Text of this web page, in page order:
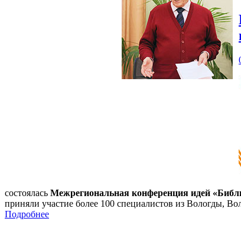
состоялась Межрегиональная конференция идей
приняли участие более 100 специалистов из Вологды,
Подробнее